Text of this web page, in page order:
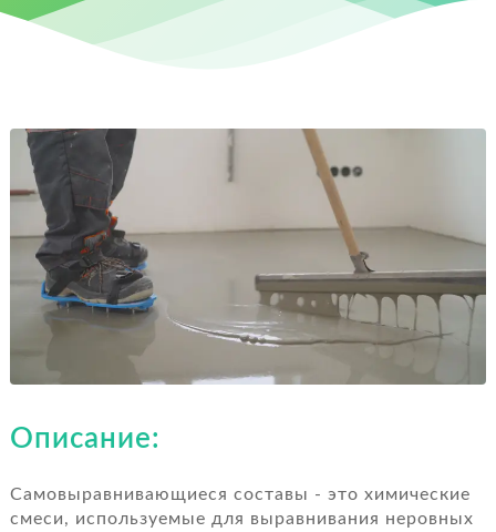
Описание:
Самовыравнивающиеся составы - это химические
смеси, используемые для выравнивания неровных